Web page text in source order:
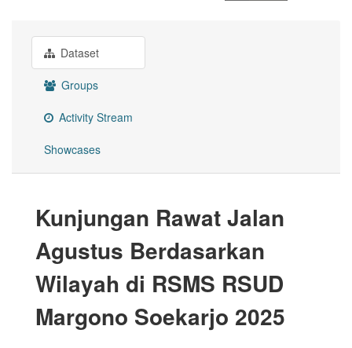
Dataset
Groups
Activity Stream
Showcases
Kunjungan Rawat Jalan
Agustus Berdasarkan
Wilayah di RSMS RSUD
Margono Soekarjo 2025